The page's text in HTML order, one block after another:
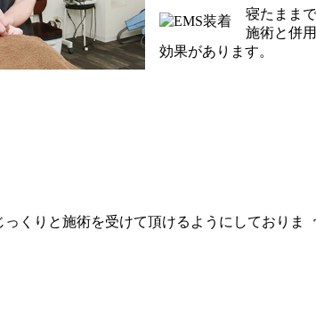
寝たまま
施術と併
効果があります。
っくりと施術を受けて頂けるようにしておりま